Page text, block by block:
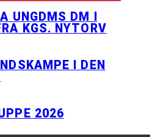
UNGDMS DM I
KGS. NYTORV
I DEN
2026